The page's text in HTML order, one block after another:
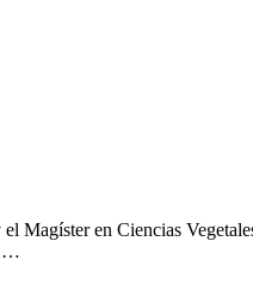
Magíster en Ciencias
…